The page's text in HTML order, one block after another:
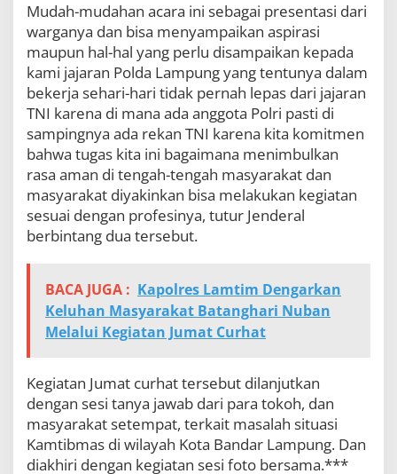
Mudah-mudahan acara ini sebagai presentasi dari
warganya dan bisa menyampaikan aspirasi
maupun hal-hal yang perlu disampaikan kepada
kami jajaran Polda Lampung yang tentunya dalam
bekerja sehari-hari tidak pernah lepas dari jajaran
TNI karena di mana ada anggota Polri pasti di
sampingnya ada rekan TNI karena kita komitmen
bahwa tugas kita ini bagaimana menimbulkan
rasa aman di tengah-tengah masyarakat dan
masyarakat diyakinkan bisa melakukan kegiatan
sesuai dengan profesinya, tutur Jenderal
berbintang dua tersebut.
BACA JUGA : Kapolres Lamtim Dengarkan
Keluhan Masyarakat Batanghari Nuban
Melalui Kegiatan Jumat Curhat
Kegiatan Jumat curhat tersebut dilanjutkan
dengan sesi tanya jawab dari para tokoh, dan
masyarakat setempat, terkait masalah situasi
Kamtibmas di wilayah Kota Bandar Lampung. Dan
diakhiri dengan kegiatan sesi foto bersama.***